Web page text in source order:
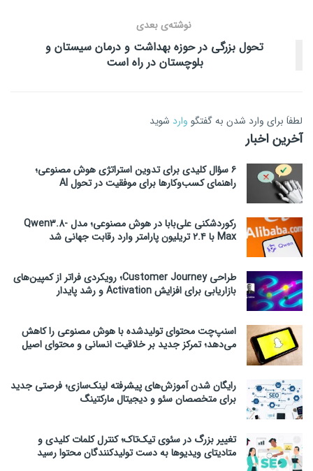
نوشته‌ی بعدی
تحول بزرگی در حوزه بهداشت و درمان سیستان و
بلوچستان در راه است
لطفاَ برای وارد شدن به گفتگو وارد شوید
آخرین اخبار
۶ سؤال کلیدی برای تدوین استراتژی هوش مصنوعی؛
راهنمای کسب‌وکارها برای موفقیت در تحول AI
رکوردشکنی علی‌بابا در هوش مصنوعی؛ مدل Qwen3.8-
Max با ۲.۴ تریلیون پارامتر وارد رقابت جهانی شد
طراحی Customer Journey؛ رویکردی فراتر از کمپین‌های
بازاریابی برای افزایش Activation و رشد پایدار
اسنپ‌چت محتوای تولیدشده با هوش مصنوعی را کاهش
می‌دهد؛ تمرکز جدید بر خلاقیت انسانی و محتوای اصیل
رایگان شدن آموزش‌های پیشرفته لینک‌سازی؛ فرصتی جدید
برای متخصصان سئو و دیجیتال مارکتینگ
تغییر بزرگ در سئوی تیک‌تاک؛ کنترل کلمات کلیدی و
متادیتای ویدیوها به دست تولیدکنندگان محتوا رسید